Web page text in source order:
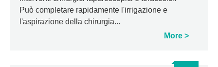
Può completare rapidamente l'irrigazione e
l'aspirazione della chirurgia...
More